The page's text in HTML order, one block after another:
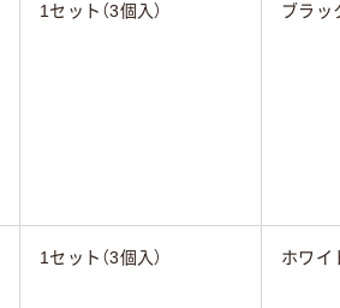
1セット（3個入） ブラッ
1セット（3個入） ホワイ